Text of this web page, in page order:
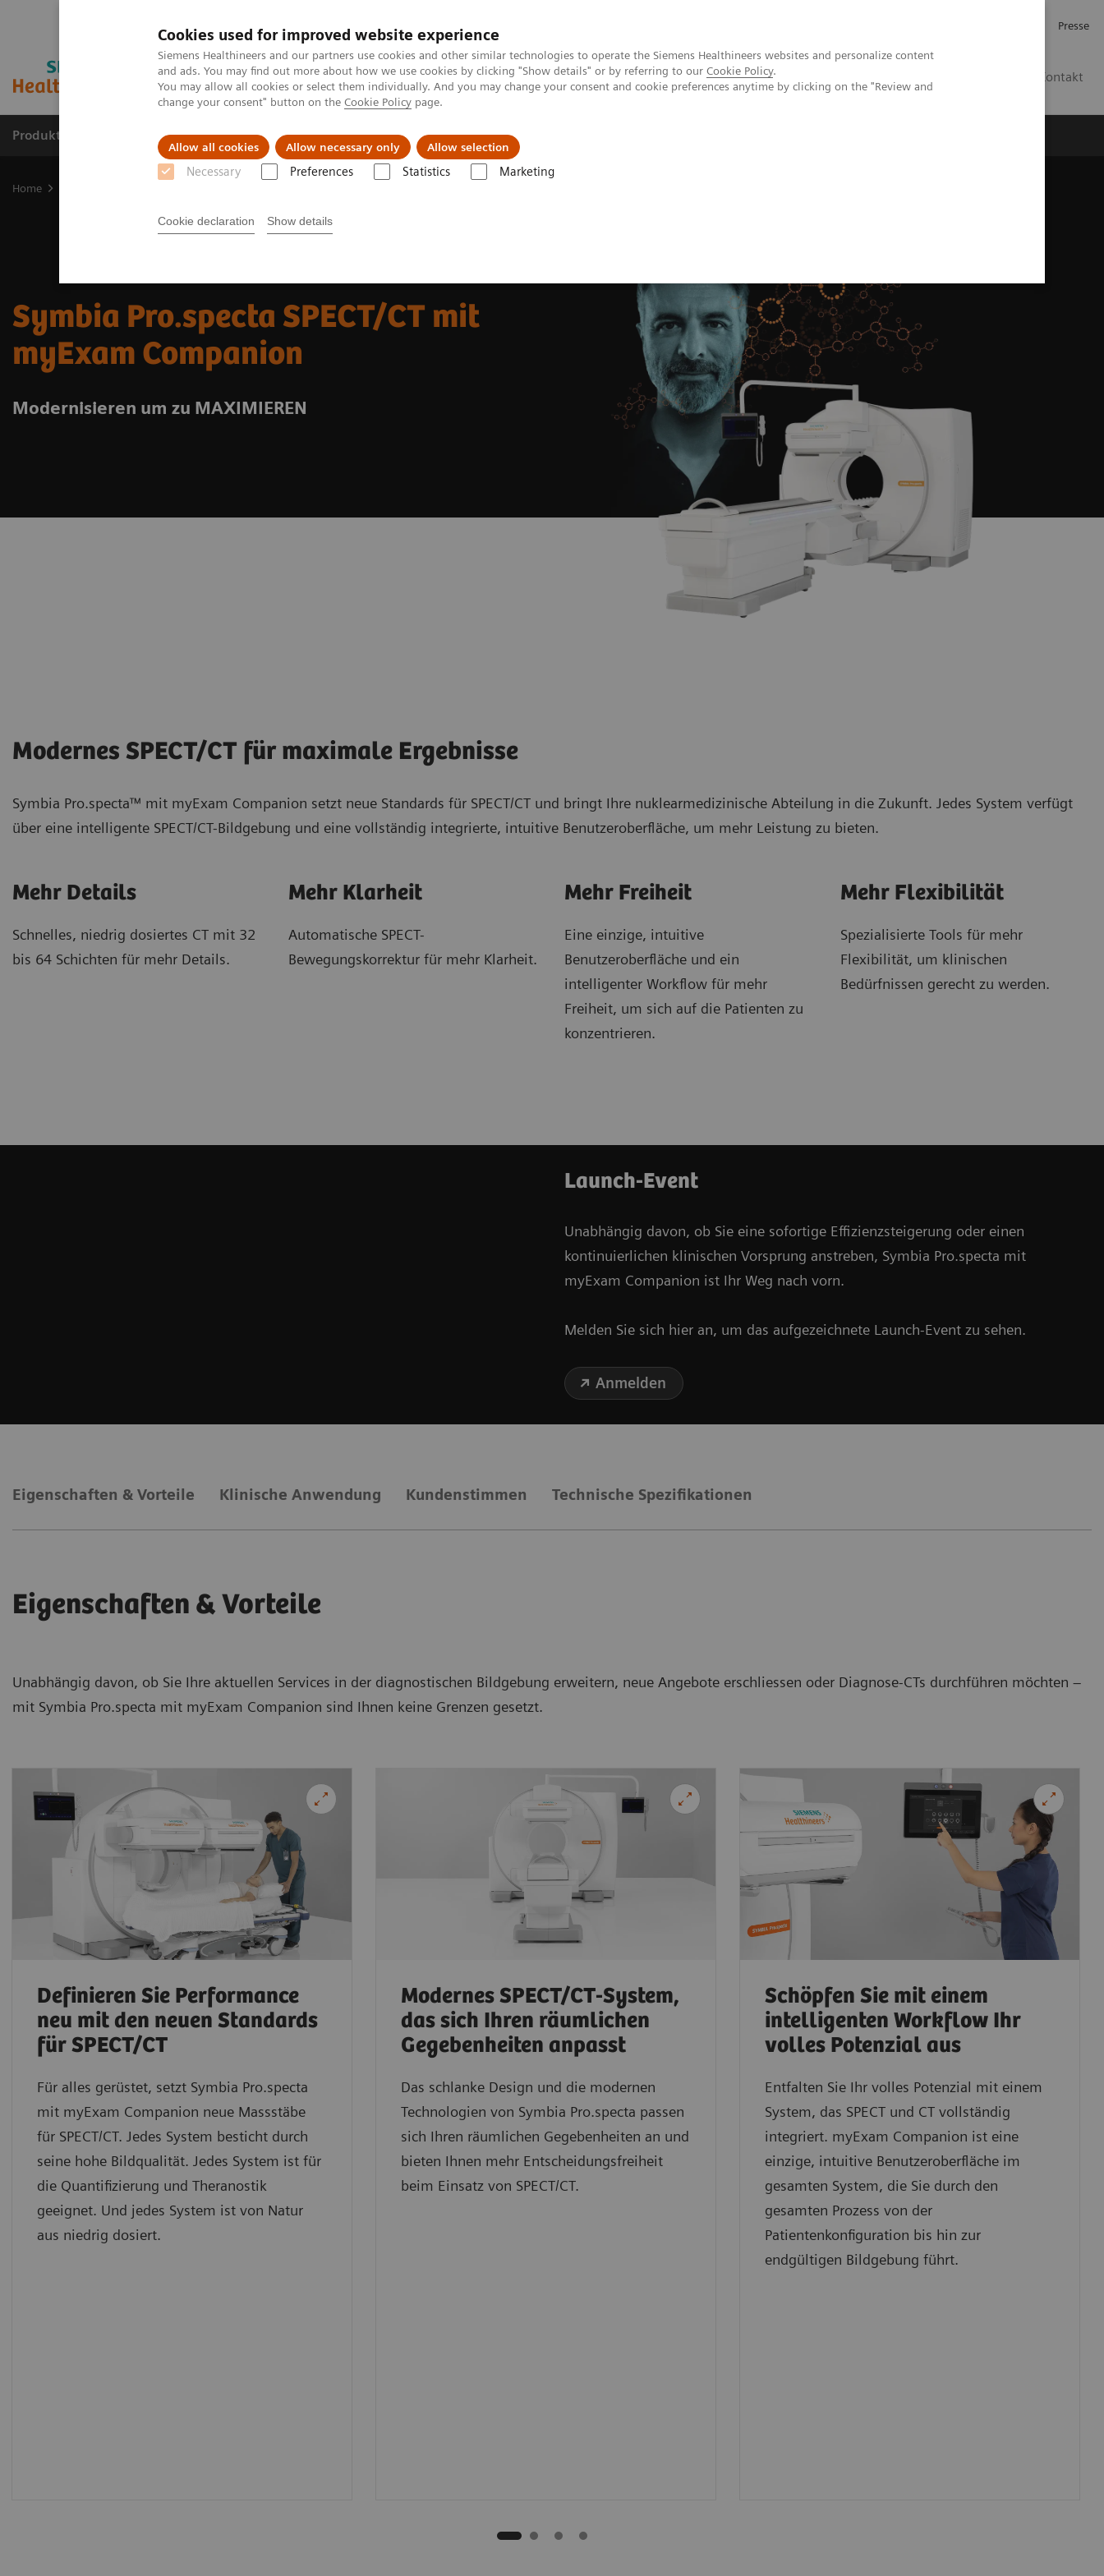
Cookies used for improved website experience
Siemens Healthineers and our partners use cookies and other similar technologies to operate the Siemens Healthineers websites and personalize content
and ads. You may find out more about how we use cookies by clicking "Show details" or by referring to our Cookie Policy.
You may allow all cookies or select them individually. And you may change your consent and cookie preferences anytime by clicking on the "Review and
change your consent" button on the Cookie Policy page.
Allow all cookies Allow necessary only Allow selection
Necessary Preferences Statistics Marketing
Cookie declaration Show details
Presse
Kontakt
Produkte & Services Fachbereiche News & Events Über uns
Home
Symbia Pro.specta SPECT/CT mit
myExam Companion
Modernisieren um zu MAXIMIEREN
Modernes SPECT/CT für maximale Ergebnisse
Symbia Pro.specta™ mit myExam Companion setzt neue Standards für SPECT/CT und bringt Ihre nuklearmedizinische Abteilung in die Zukunft. Jedes System verfügt
über eine intelligente SPECT/CT-Bildgebung und eine vollständig integrierte, intuitive Benutzeroberfläche, um mehr Leistung zu bieten.
Mehr Details
Schnelles, niedrig dosiertes CT mit 32
bis 64 Schichten für mehr Details.
Mehr Klarheit
Automatische SPECT-
Bewegungskorrektur für mehr Klarheit.
Mehr Freiheit
Eine einzige, intuitive
Benutzeroberfläche und ein
intelligenter Workflow für mehr
Freiheit, um sich auf die Patienten zu
konzentrieren.
Mehr Flexibilität
Spezialisierte Tools für mehr
Flexibilität, um klinischen
Bedürfnissen gerecht zu werden.
Launch-Event
Unabhängig davon, ob Sie eine sofortige Effizienzsteigerung oder einen
kontinuierlichen klinischen Vorsprung anstreben, Symbia Pro.specta mit
myExam Companion ist Ihr Weg nach vorn.
Melden Sie sich hier an, um das aufgezeichnete Launch-Event zu sehen.
Anmelden
Eigenschaften & Vorteile Klinische Anwendung Kundenstimmen Technische Spezifikationen
Eigenschaften & Vorteile
Unabhängig davon, ob Sie Ihre aktuellen Services in der diagnostischen Bildgebung erweitern, neue Angebote erschliessen oder Diagnose-CTs durchführen möchten –
mit Symbia Pro.specta mit myExam Companion sind Ihnen keine Grenzen gesetzt.
Definieren Sie Performance
neu mit den neuen Standards
für SPECT/CT
Für alles gerüstet, setzt Symbia Pro.specta
mit myExam Companion neue Massstäbe
für SPECT/CT. Jedes System besticht durch
seine hohe Bildqualität. Jedes System ist für
die Quantifizierung und Theranostik
geeignet. Und jedes System ist von Natur
aus niedrig dosiert.
Modernes SPECT/CT-System,
das sich Ihren räumlichen
Gegebenheiten anpasst
Das schlanke Design und die modernen
Technologien von Symbia Pro.specta passen
sich Ihren räumlichen Gegebenheiten an und
bieten Ihnen mehr Entscheidungsfreiheit
beim Einsatz von SPECT/CT.
Schöpfen Sie mit einem
intelligenten Workflow Ihr
volles Potenzial aus
Entfalten Sie Ihr volles Potenzial mit einem
System, das SPECT und CT vollständig
integriert. myExam Companion ist eine
einzige, intuitive Benutzeroberfläche im
gesamten System, die Sie durch den
gesamten Prozess von der
Patientenkonfiguration bis hin zur
endgültigen Bildgebung führt.